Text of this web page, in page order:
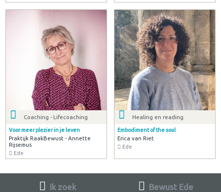
Coaching - Lifecoaching
Voor meer plezier in je leven
Praktijk RaakBewust - Annette
Rijsemus
Ede
Healing en reading
Embodiment of the soul
Erica van Riet
Ede
Ik zoek Bewust Ede